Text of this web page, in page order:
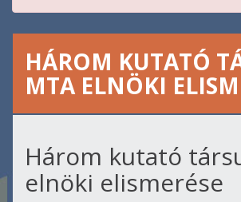
HÁROM KUTATÓ
MTA ELNÖKI
Három kutató
elnöki elismerése